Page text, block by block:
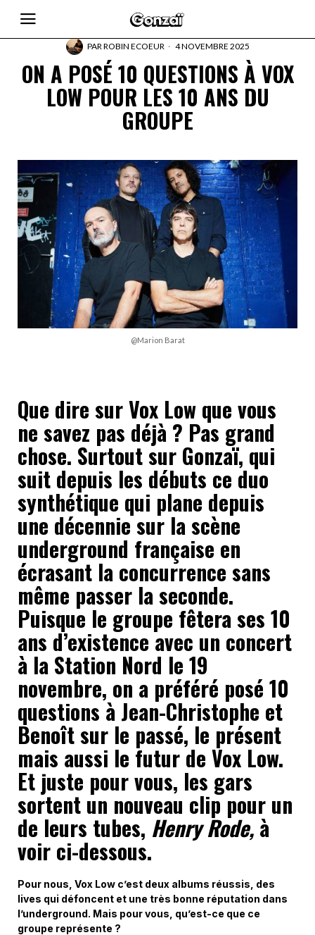
PARROBIN ECOEUR 4 NOVEMBRE 2025
ON A POSÉ 10 QUESTIONS À VOX
LOW POUR LES 10 ANS DU
GROUPE
@Marion Barat
Que dire sur Vox Low que vous
ne savez pas déjà ? Pas grand
chose. Surtout sur Gonzaï, qui
suit depuis les débuts ce duo
synthétique qui plane depuis
une décennie sur la scène
underground française en
écrasant la concurrence sans
même passer la seconde.
Puisque le groupe fêtera ses 10
ans d’existence avec un concert
à la Station Nord le 19
novembre, on a préféré posé 10
questions à Jean-Christophe et
Benoît sur le passé, le présent
mais aussi le futur de Vox Low.
Et juste pour vous, les gars
sortent un nouveau clip pour un
de leurs tubes, Henry Rode, à
voir ci-dessous.
Pour nous, Vox Low c’est deux albums réussis, des
lives qui défoncent et une très bonne réputation dans
l’underground. Mais pour vous, qu’est-ce que ce
groupe représente ?